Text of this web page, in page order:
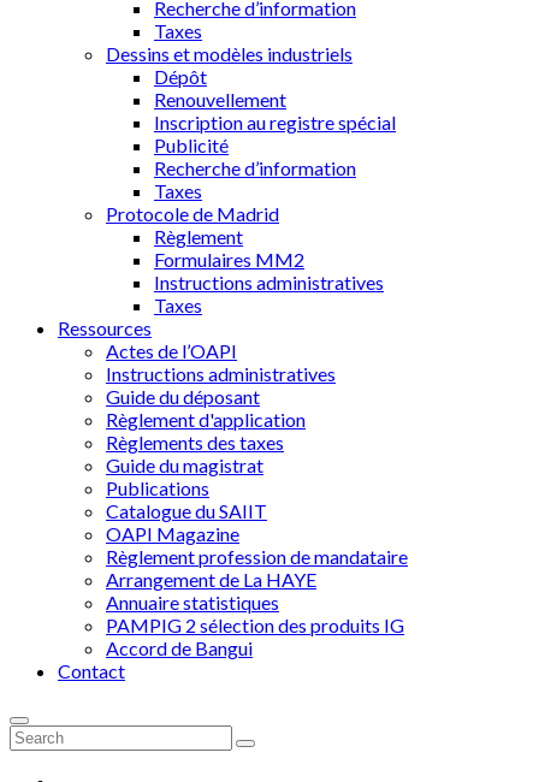
Recherche d’information
Taxes
Dessins et modèles industriels
Dépôt
Renouvellement
Inscription au registre spécial
Publicité
Recherche d’information
Taxes
Protocole de Madrid
Règlement
Formulaires MM2
Instructions administratives
Taxes
Ressources
Actes de l’OAPI
Instructions administratives
Guide du déposant
Règlement d'application
Règlements des taxes
Guide du magistrat
Publications
Catalogue du SAIIT
OAPI Magazine
Règlement profession de mandataire
Arrangement de La HAYE
Annuaire statistiques
PAMPIG 2 sélection des produits IG
Accord de Bangui
Contact